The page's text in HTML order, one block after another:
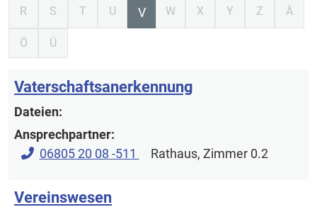
R S T U V W X Y Z Ä
Ö Ü
Vaterschaftsanerkennung
Dateien:
Ansprechpartner:
06805 20 08 -511
Rathaus, Zimmer 0.2
Vereinswesen